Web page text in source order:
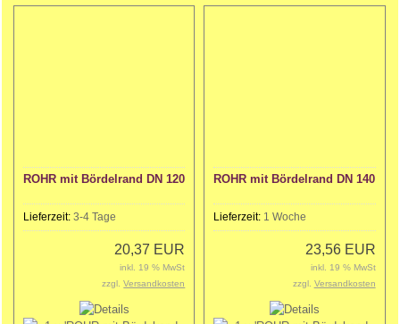
ROHR mit Bördelrand DN 120
Lieferzeit: 3-4 Tage
20,37 EUR
inkl. 19 % MwSt
zzgl.Versandkosten
ROHR mit Bördelrand DN 140
Lieferzeit: 1 Woche
23,56 EUR
inkl. 19 % MwSt
zzgl. Versandkosten